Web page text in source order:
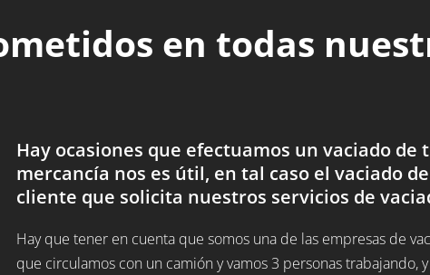
en todas
Hay ocasiones que efectuamos un vaciado de
mercancía nos es útil, en tal caso el vaciado
cliente que solicita nuestros servicios de
Hay que tener en cuenta que somos una de las empresas de
que circulamos con un camión y vamos 3 personas trabajando,